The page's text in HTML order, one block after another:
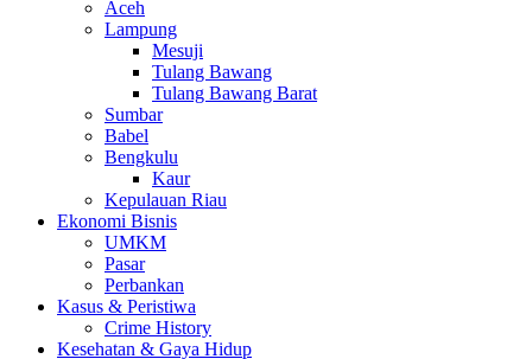
Aceh
Lampung
Mesuji
Tulang Bawang
Tulang Bawang Barat
Sumbar
Babel
Bengkulu
Kaur
Kepulauan Riau
Ekonomi Bisnis
UMKM
Pasar
Perbankan
Kasus & Peristiwa
Crime History
Kesehatan & Gaya Hidup